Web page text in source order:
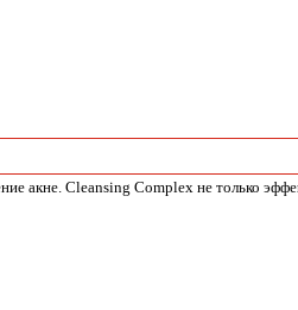
акне. Cleansing Complex не только